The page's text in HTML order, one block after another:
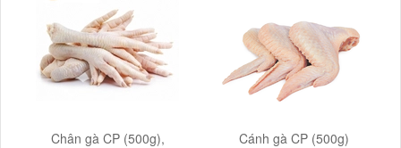
Chân gà CP (500g),
Cánh gà CP (500g)